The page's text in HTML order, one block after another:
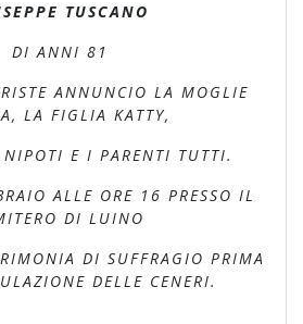
TUSCANO
DI ANNI 81
ANNUNCIO LA MOGLIE
LA FIGLIA KATTY,
E I PARENTI TUTTI.
ALLE ORE 16 PRESSO IL
DI LUINO
DI SUFFRAGIO PRIMA
DELLE CENERI.